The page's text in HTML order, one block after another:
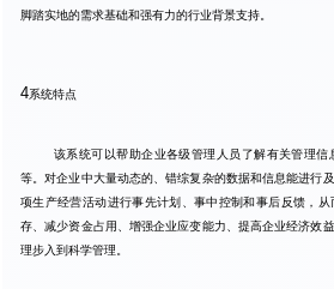
脚踏实地的需求基础和强有力的行业背景支持。
4系统特点
该系统可以帮助企业各级管理人员了解有关管理
等。对企业中大量动态的、错综复杂的数据和信息能进行
项生产经营活动进行事先计划、事中控制和事后反馈，
存、减少资金占用、增强企业应变能力、提高企业经济效
理步入到科学管理。